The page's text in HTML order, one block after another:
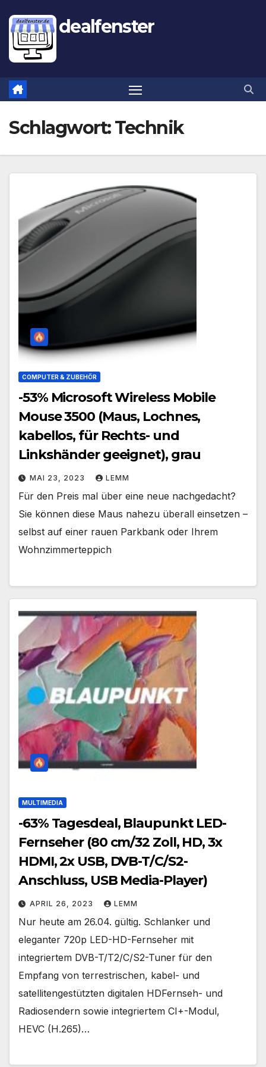
dealfenster
Schlagwort:Technik
COMPUTER & ZUBEHÖR
-53% Microsoft Wireless Mobile
Mouse 3500 (Maus, Lochnes,
kabellos, für Rechts- und
Linkshänder geeignet), grau
MAI 23, 2023 LEMM
Für den Preis mal über eine neue nachgedacht?
Sie können diese Maus nahezu überall einsetzen –
selbst auf einer rauen Parkbank oder Ihrem
Wohnzimmerteppich
MULTIMEDIA
-63% Tagesdeal, Blaupunkt LED-
Fernseher (80 cm/32 Zoll, HD, 3x
HDMI, 2x USB, DVB-T/C/S2-
Anschluss, USB Media-Player)
APRIL 26, 2023 LEMM
Nur heute am 26.04. gültig. Schlanker und
eleganter 720p LED-HD-Fernseher mit
integriertem DVB-T/T2/C/S2-Tuner für den
Empfang von terrestrischen, kabel- und
satellitengestützten digitalen HDFernseh- und
Radiosendern sowie integriertem CI+-Modul,
HEVC (H.265)…